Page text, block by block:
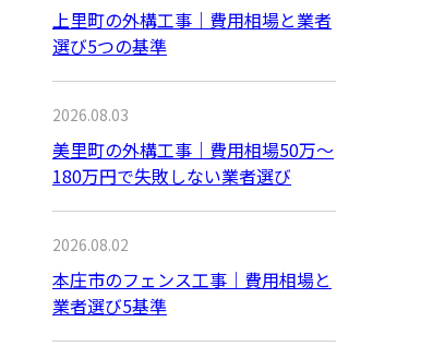
上里町の外構工事｜費用相場と業者
選び5つの基準
2026.08.03
美里町の外構工事｜費用相場50万〜
180万円で失敗しない業者選び
2026.08.02
本庄市のフェンス工事｜費用相場と
業者選び5基準